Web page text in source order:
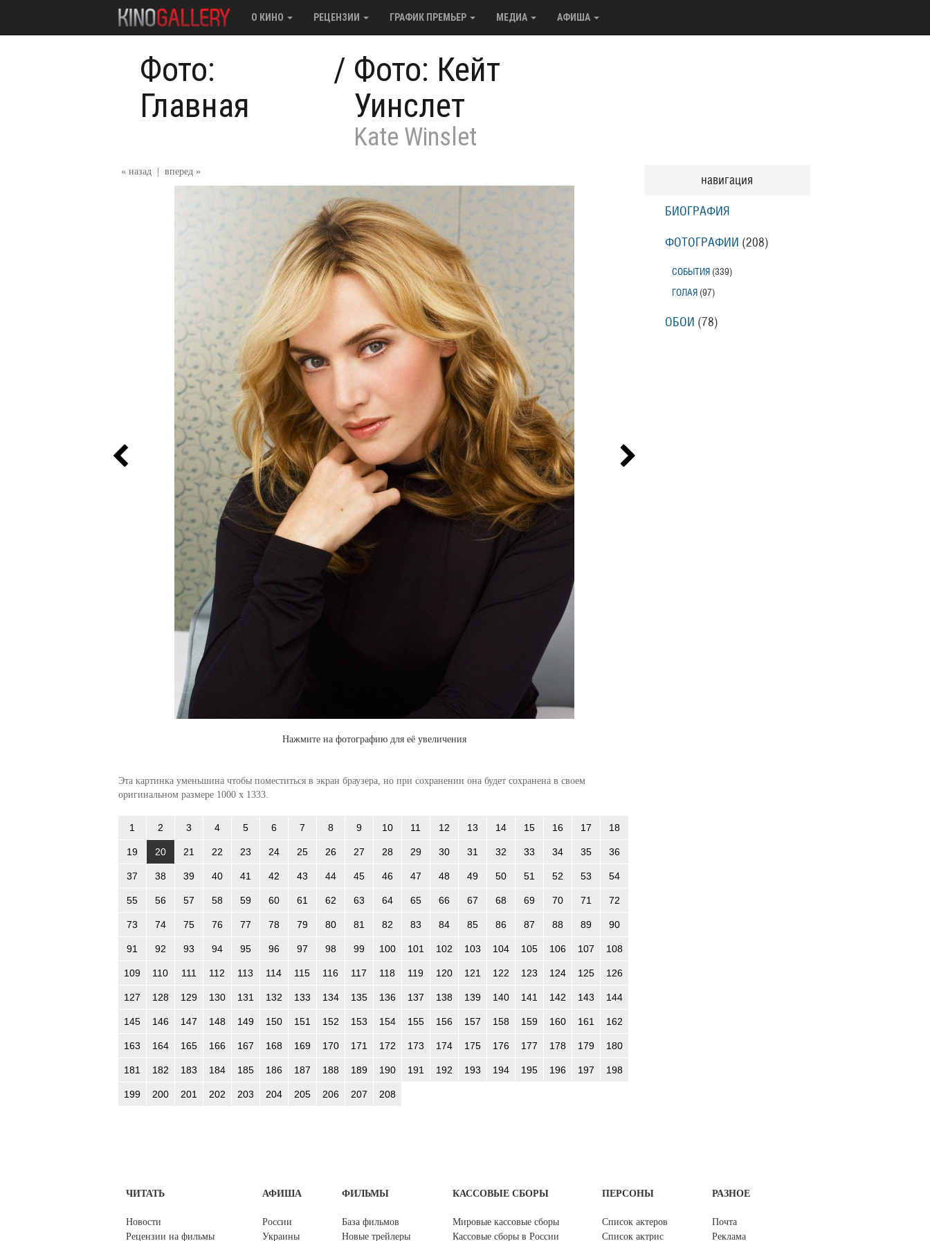
О КИНО РЕЦЕНЗИИ ГРАФИК ПРЕМЬЕР МЕДИА АФИША
Фото:
Главная
/ Фото: Кейт
Уинслет
Kate Winslet
« назад вперед »
Нажмите на фотографию для её увеличения
Эта картинка уменьшина чтобы поместиться в экран браузера, но при сохранении она будет сохранена в своем
оригинальном размере 1000 x 1333.
1 2 3 4 5 6 7 8 9 10 11 12 13 14 15 16 17 18
19 20 21 22 23 24 25 26 27 28 29 30 31 32 33 34 35 36
37 38 39 40 41 42 43 44 45 46 47 48 49 50 51 52 53 54
55 56 57 58 59 60 61 62 63 64 65 66 67 68 69 70 71 72
73 74 75 76 77 78 79 80 81 82 83 84 85 86 87 88 89 90
91 92 93 94 95 96 97 98 99 100 101 102 103 104 105 106 107 108
109 110 111 112 113 114 115 116 117 118 119 120 121 122 123 124 125 126
127 128 129 130 131 132 133 134 135 136 137 138 139 140 141 142 143 144
145 146 147 148 149 150 151 152 153 154 155 156 157 158 159 160 161 162
163 164 165 166 167 168 169 170 171 172 173 174 175 176 177 178 179 180
181 182 183 184 185 186 187 188 189 190 191 192 193 194 195 196 197 198
199 200 201 202 203 204 205 206 207 208
навигация
БИОГРАФИЯ
ФОТОГРАФИИ (208)
СОБЫТИЯ (339)
ГОЛАЯ (97)
ОБОИ (78)
ЧИТАТЬ
Новости
Рецензии на фильмы
АФИША
России
Украины
ФИЛЬМЫ
База фильмов
Новые трейлеры
КАССОВЫЕ СБОРЫ
Мировые кассовые сборы
Кассовые сборы в России
ПЕРСОНЫ
Список актеров
Список актрис
РАЗНОЕ
Почта
Реклама